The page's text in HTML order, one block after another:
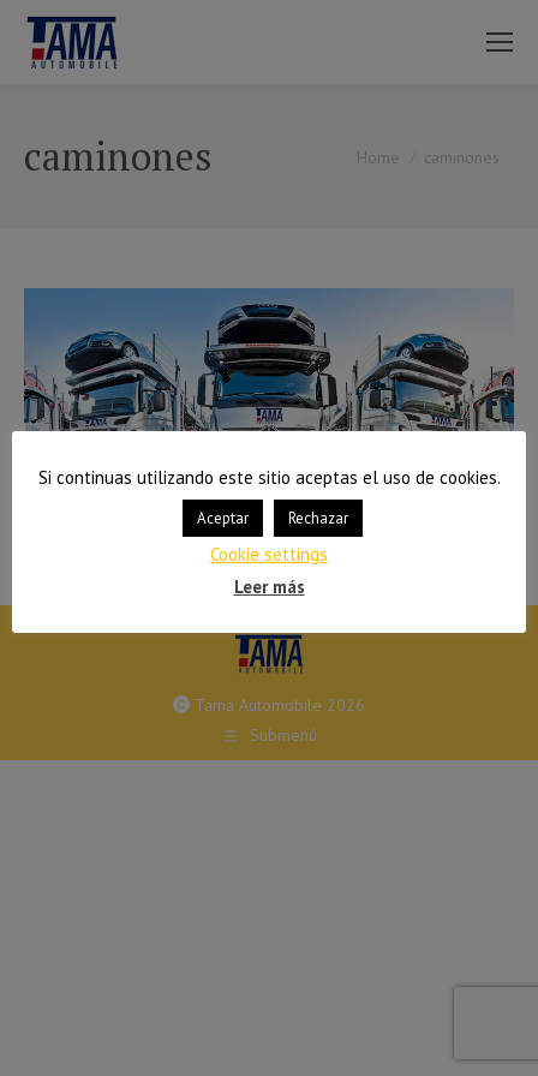
caminones You are here:
Home caminones
Tama Automobile 2026
Submenú
Si continuas utilizando este sitio aceptas el uso de cookies.
Aceptar Rechazar
Cookie settings
Leer más